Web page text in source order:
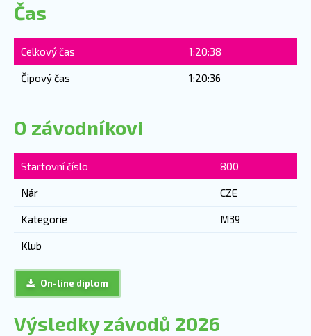
Čas
Celkový čas 1:20:38
Čipový čas 1:20:36
O závodníkovi
Startovní číslo 800
Nár CZE
Kategorie M39
Klub
On-line diplom
Výsledky závodů 2026